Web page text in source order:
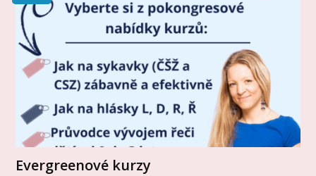
Evergreenové kurzy